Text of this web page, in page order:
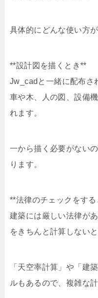
具体的にどんな使い方
**設計図を描くとき**
Jw_cadと一緒に配布さ
車や木、人の図、設備
れます。
一から描く必要がない
ります。
**法律のチェックをす
建築には厳しい法律が
をきちんと計算しない
「天空率計算」や「建
ルもあるので、複雑な